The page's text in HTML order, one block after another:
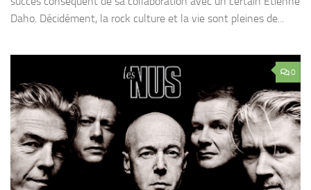
Daho. Décidément, la rock culture et la vie sont pleines de...
0